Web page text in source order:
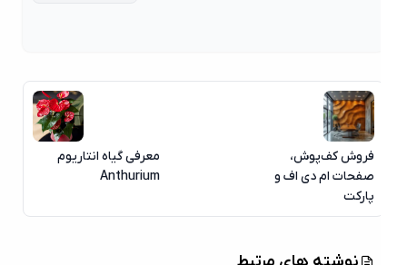
فروش کف‌پوش،
صفحات ام دی اف و
پارکت
معرفی گیاه انتاریوم
Anthurium